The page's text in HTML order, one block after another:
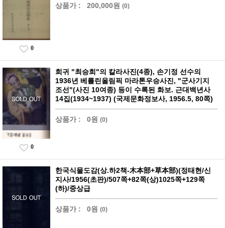
상품가 : 200,000원 (0)
0
희귀 "최승희"의 칼라사진(4종), 손기정 선수의
1936년 베를린올림픽 마라톤우승사진, "군사기지
조선"(사진 10여종) 등이 수록된 화보. 근대백년사
14집(1934~1937) (국제문화정보사, 1956.5, 80쪽)
상품가 : 0원 (0)
0
한국식물도감(상.하2책-木本部+草本部)(정태현/신
지사/1956(초판)/507쪽+82쪽(상)1025쪽+129쪽
(하)/중상급
상품가 : 0원 (0)